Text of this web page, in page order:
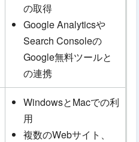
の取得
Google Analyticsや
Search Consoleの
Google無料ツールと
の連携
WindowsとMacでの利
用
複数のWebサイト、